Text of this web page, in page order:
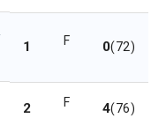
1 F 0(72)
2 F 4(76)